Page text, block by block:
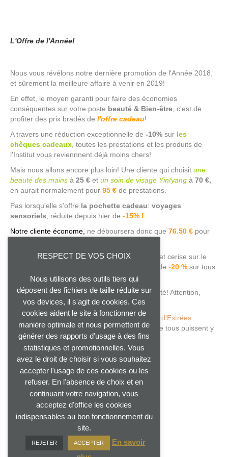
L'Offre de l'Année!
Nous vous révélons notre dernière promotion de l'Année 2018,
et sûrement la meilleure affaire à venir en 2019!
En effet, le moyen garanti pour faire des économies
conséquentes sur votre poste beauté & Bien-être , c'est de
profiter des prix bradés de l'offre cadeau!
A travers une réduction exceptionnelle de -10% sur les
chèques cadeaux , toutes les prestations et les produits de
l'Institut vous reviennnent déjà moins chers!
Mais nous allons encore plus loin! Une cliente qui choisit une
beauté des mains à 25 € et un soin de visage Yin/yang à 70 €,
en aurait normalement pour 95 € de prestations.
Pas lorsqu'elle s'offre la pochette cadeau: voyages
sensoriels , réduite depuis hier de -15% !
Notre cliente économe, ne déboursera donc que 76.50 € pour
Une économie conséquente de plus de
et cerise sur le
gâteau, elle bénéficiera aussi d'une réduction de -20 % sur tous
nos produits!!
Il fallait le savoir et oser se saisir de l'opportunité! Attention,
stock et durée Limités!
Les Remises importantes surles coffrets Jean d'Estrées
viennent compléter notre offre cadeau, afin que tous puissent y
trouver leur compte!
Laissez un commentaire
RESPECT DE VOS CHOIX
Nous utilisons des outils tiers qui
déposent des fichiers de taille réduite sur
vos devices, il s'agit de cookies. Ces
cookies aident le site à fonctionner de
manière optimale et nous permettent de
générer des rapports d'usage à des fins
statistiques et promotionnelles. Vous
avez le droit de choisir si vous souhaitez
accepter l'usage de ces cookies ou les
refuser. En l'absence de choix et en
continuant votre navigation, vous
acceptez d'office les cookies
indispensables au bon fonctionnement du
site.
REJETER ACCEPTER
En savoir